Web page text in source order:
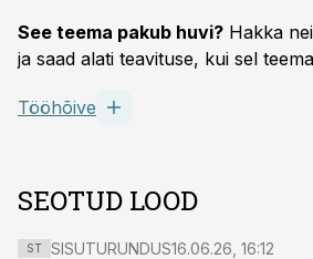
See teema pakub huvi? Hakka
ja saad alati teavituse, kui sel
Tööhõive
SEOTUD LOOD
ST SISUTURUNDUS16.06.26, 16:12